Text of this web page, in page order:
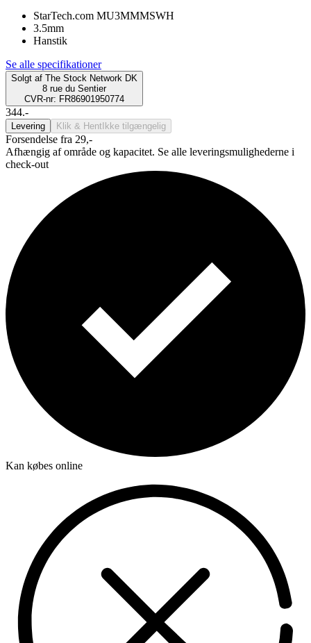
StarTech.com MU3MMMSWH
3.5mm
Hanstik
Se alle specifikationer
Solgt af The Stock Network DK
8 rue du Sentier
CVR-nr: FR86901950774
344.-
Levering Klik & Hent Ikke tilgængelig
Forsendelse fra 29,-
Afhængig af område og kapacitet. Se alle leveringsmulighederne i
check-out
Kan købes online